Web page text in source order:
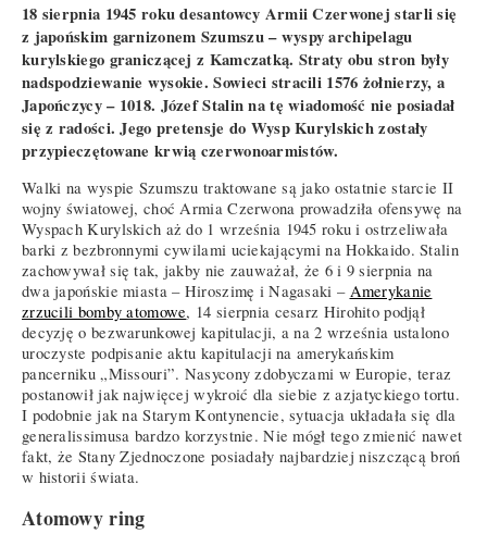
18 sierpnia 1945 roku desantowcy Armii Czerwonej starli się
z japońskim garnizonem Szumszu – wyspy archipelagu
kurylskiego graniczącej z Kamczatką. Straty obu stron były
nadspodziewanie wysokie. Sowieci stracili 1576 żołnierzy, a
Japończycy – 1018. Józef Stalin na tę wiadomość nie posiadał
się z radości. Jego pretensje do Wysp Kurylskich zostały
przypieczętowane krwią czerwonoarmistów.
Walki na wyspie Szumszu traktowane są jako ostatnie starcie II
wojny światowej, choć Armia Czerwona prowadziła ofensywę na
Wyspach Kurylskich aż do 1 września 1945 roku i ostrzeliwała
barki z bezbronnymi cywilami uciekającymi na Hokkaido. Stalin
zachowywał się tak, jakby nie zauważał, że 6 i 9 sierpnia na
dwa japońskie miasta – Hiroszimę i Nagasaki – Amerykanie
zrzucili bomby atomowe, 14 sierpnia cesarz Hirohito podjął
decyzję o bezwarunkowej kapitulacji, a na 2 września ustalono
uroczyste podpisanie aktu kapitulacji na amerykańskim
pancerniku „Missouri”. Nasycony zdobyczami w Europie, teraz
postanowił jak najwięcej wykroić dla siebie z azjatyckiego tortu.
I podobnie jak na Starym Kontynencie, sytuacja układała się dla
generalissimusa bardzo korzystnie. Nie mógł tego zmienić nawet
fakt, że Stany Zjednoczone posiadały najbardziej niszczącą broń
w historii świata.
Atomowy ring